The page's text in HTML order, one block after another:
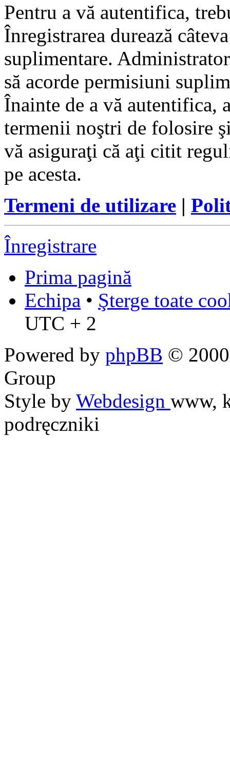
Pentru a vă autentifica,
Înregistrarea durează
suplimentare.
să acorde permisiuni
Înainte de a vă autentifica,
termenii noştri de folosire
vă asiguraţi că aţi citit
pe acesta.
Termeni de utilizare |
Înregistrare
Prima pagină
Echipa • Şterge toate
UTC + 2
Powered by phpBB ©
Group
Style by Webdesign www,
podręczniki